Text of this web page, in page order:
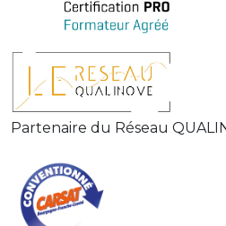
Partenaire du Réseau